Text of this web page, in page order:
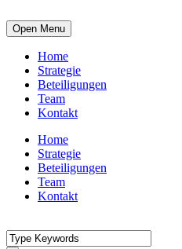
Open Menu
Home
Strategie
Beteiligungen
Team
Kontakt
Home
Strategie
Beteiligungen
Team
Kontakt